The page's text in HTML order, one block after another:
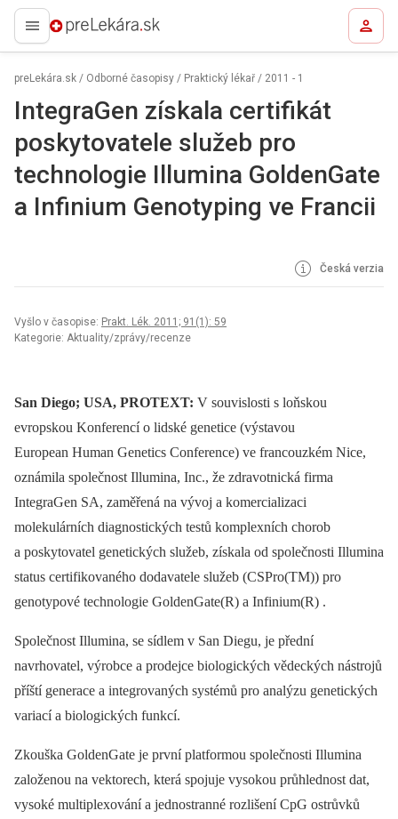
preLekára.sk
preLekára.sk / Odborné časopisy / Praktický lékař / 2011 - 1
IntegraGen získala certifikát
poskytovatele služeb pro
technologie Illumina GoldenGate
a Infinium Genotyping ve Francii
Česká verzia
Vyšlo v časopise: Prakt. Lék. 2011; 91(1): 59
Kategorie: Aktuality/zprávy/recenze
San Diego; USA, PROTEXT: V souvislosti s loňskou
evropskou Konferencí o lidské genetice (výstavou
European Human Genetics Conference) ve francouzkém Nice,
oznámila společnost Illumina, Inc., že zdravotnická firma
IntegraGen SA, zaměřená na vývoj a komercializaci
molekulárních diagnostických testů komplexních chorob
a poskytovatel genetických služeb, získala od společnosti Illumina
status certifikovaného dodavatele služeb (CSPro(TM)) pro
genotypové technologie GoldenGate(R) a Infinium(R) .
Společnost Illumina, se sídlem v San Diegu, je přední
navrhovatel, výrobce a prodejce biologických vědeckých nástrojů
příští generace a integrovaných systémů pro analýzu genetických
variací a biologických funkcí.
Zkouška GoldenGate je první platformou společnosti Illumina
založenou na vektorech, která spojuje vysokou průhlednost dat,
vysoké multiplexování a jednostranné rozlišení CpG ostrůvků